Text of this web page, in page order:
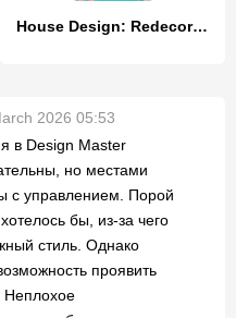
House Design: Redecor Makeover
2026 05:53
в Design Master
но местами
с управлением. Порой
бы, из-за чего
стиль. Однако
проявить
Неплохое